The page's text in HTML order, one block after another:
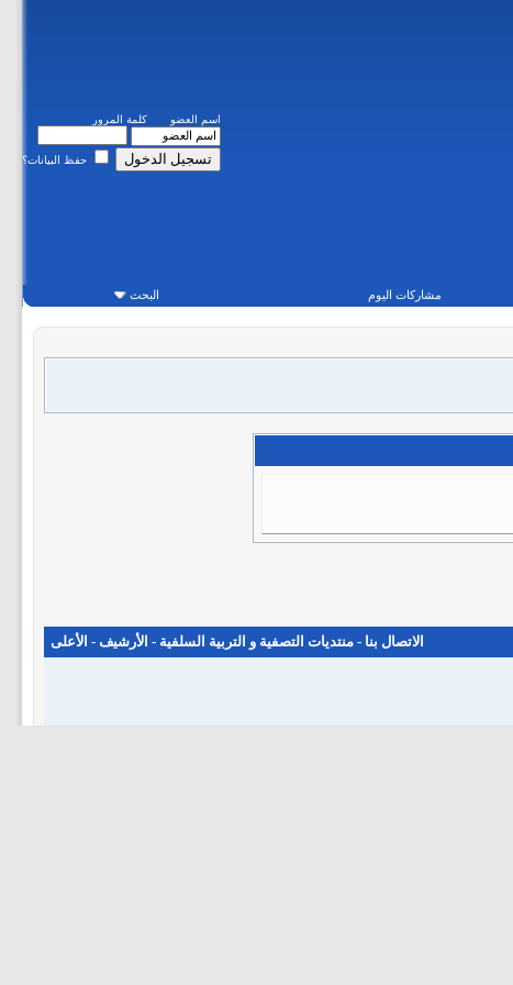
اسم العضو كلمة المرور
حفظ البيانات؟
مشاركات اليوم البحث
الاتصال بنا - منتديات التصفية و التربية السلفية - الأرشيف - الأعلى